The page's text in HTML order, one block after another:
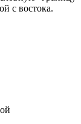
с востока.